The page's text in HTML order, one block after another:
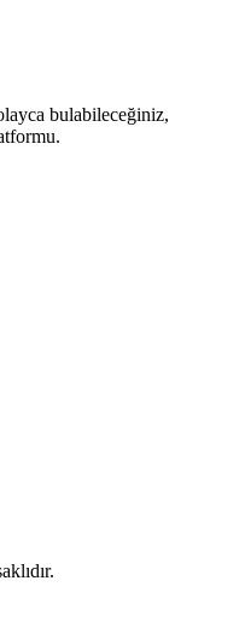
bulabileceğiniz,